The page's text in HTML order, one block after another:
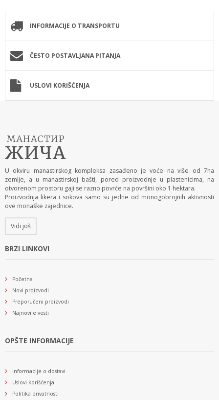
INFORMACIJE O TRANSPORTU
ČESTO POSTAVLJANA PITANJA
USLOVI KORIŠĆENJA
U okviru manastirskog kompleksa zasađeno je voće na više od 7ha
zemlje, a u manastirskoj bašti, pored proizvodnje u plastenicima, na
otvorenom prostoru gaji se razno povrće na površini oko 1 hektara.
Proizvodnja likera i sokova samo su jedne od monogobrojnih aktivnosti
ove monaške zajednice.
Vidi još
BRZI LINKOVI
Početna
Novi proizvodi
Preporučeni proizvodi
Najnovije vesti
OPŠTE INFORMACIJE
Informacije o dostavi
Uslovi korišćenja
Politika privatnosti